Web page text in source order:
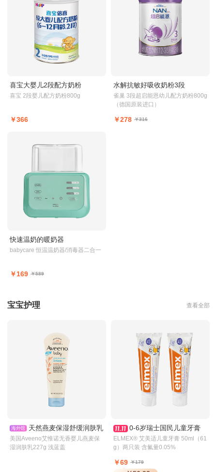
喜宝大婴儿2段配方奶粉
喜宝 2段婴儿配方奶粉800g
￥366
水解抗敏好吸收奶粉3段
雀巢 3段超启能恩幼儿配方奶粉800g
（德国原装进口）
￥278 ￥316
快速温奶的暖奶器
babycare 恒温温奶器/消毒器二合一
￥169 ￥589
宝宝护理 查看全部
海外馆 天然燕麦保湿舒缓润肤乳
美国Aveeno艾惟诺无香婴儿燕麦保
湿润肤乳227g 浅蓝盖
0-6岁瑞士国民儿童牙膏
ELMEX® 艾美适儿童牙膏 50ml（61
g）两只装 含氟量0.05%
￥69 ￥179